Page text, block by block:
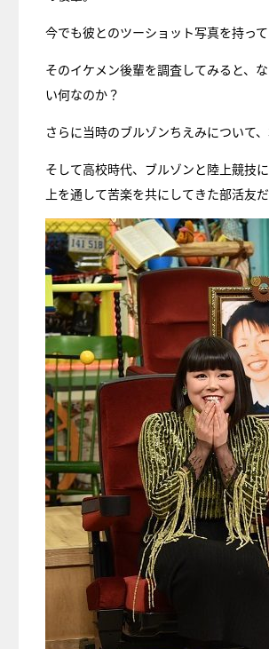
今でも彼とのツーショット写真を持っ
そのイケメン後輩を調査してみると、
い何なのか？
さらに当時のブルゾンちえみについて
そして高校時代、ブルゾンと陸上競技
上を通して苦楽を共にしてきた部活友